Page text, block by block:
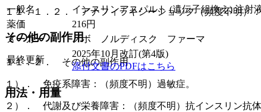
１１．１．２． アナフィラキシーショック（頻度不明）
その他の副作用
１１．２． その他の副作用
１）． 免疫系障害：（頻度不明）過敏症。
２）． 代謝及び栄養障害：（頻度不明）抗インスリン抗
一般名
インスリンアスパルト (遺伝子組換え) 注射
薬価
216円
メーカー
ノボ ノルディスク ファーマ
最終更新
2025年10月改訂(第4版)
添付文書のPDFはこちら
用法・用量